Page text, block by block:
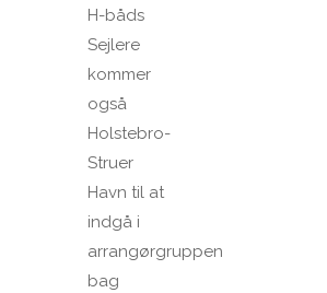
H-båds
Sejlere
kommer
også
Holstebro-
Struer
Havn til at
indgå i
arrangørgruppen
bag